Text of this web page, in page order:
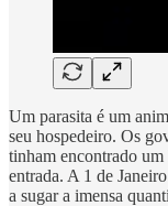
Um parasita é um
seu hospedeiro. Os
tinham encontrado um
entrada. A 1 de
a sugar a imensa